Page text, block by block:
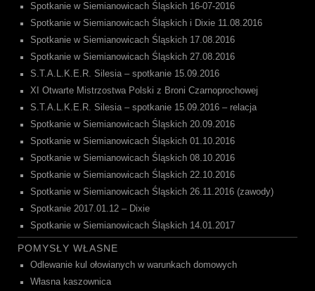
Spotkanie w Siemianowicach Śląskich 16-07-2016
Spotkanie w Siemianowicach Śląskich i Dixie 11.08.2016
Spotkanie w Siemianowicach Śląskich 17.08.2016
Spotkanie w Siemianowicach Śląskich 27.08.2016
S.T.A.L.K.E.R. Silesia – spotkanie 15.09.2016
XI Otwarte Mistrzostwa Polski z Broni Czarnoprochowej
S.T.A.L.K.E.R. Silesia – spotkanie 15.09.2016 – relacja
Spotkanie w Siemianowicach Śląskich 20.09.2016
Spotkanie w Siemianowicach Śląskich 01.10.2016
Spotkanie w Siemianowicach Śląskich 08.10.2016
Spotkanie w Siemianowicach Śląskich 22.10.2016
Spotkanie w Siemianowicach Śląskich 26.11.2016 (zawody)
Spotkanie 2017.01.12 – Dixie
Spotkanie w Siemianowicach Śląskich 14.01.2017
POMYSŁY WŁASNE
Odlewanie kul ołowianych w warunkach domowych
Własna kaszownica